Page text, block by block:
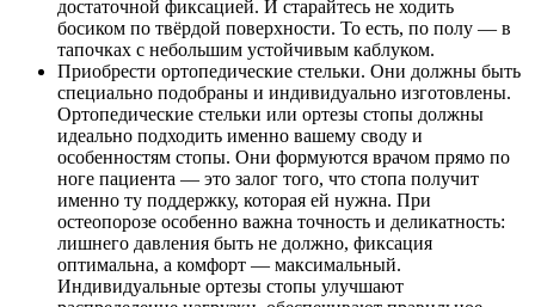
достаточной фиксацией. И старайтесь не ходить
босиком по твёрдой поверхности. То есть, по полу — в
тапочках с небольшим устойчивым каблуком.
Приобрести ортопедические стельки. Они должны быть
специально подобраны и индивидуально изготовлены.
Ортопедические стельки или ортезы стопы должны
идеально подходить именно вашему своду и
особенностям стопы. Они формуются врачом прямо по
ноге пациента — это залог того, что стопа получит
именно ту поддержку, которая ей нужна. При
остеопорозе особенно важна точность и деликатность:
лишнего давления быть не должно, фиксация
оптимальна, а комфорт — максимальный.
Индивидуальные ортезы стопы улучшают